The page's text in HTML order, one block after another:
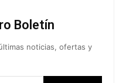
Boletín
noticias, ofertas y